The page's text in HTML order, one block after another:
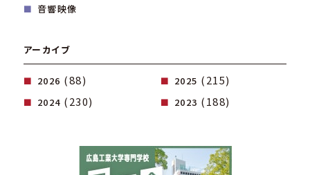
音響映像
アーカイブ
2026 (88) 2025 (215)
2024 (230) 2023 (188)